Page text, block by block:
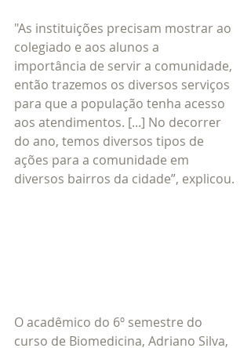
"As instituições precisam mostrar ao
colegiado e aos alunos a
importância de servir a comunidade,
então trazemos os diversos serviços
para que a população tenha acesso
aos atendimentos. [...] No decorrer
do ano, temos diversos tipos de
ações para a comunidade em
diversos bairros da cidade”, explicou.
O acadêmico do 6º semestre do
curso de Biomedicina, Adriano Silva,